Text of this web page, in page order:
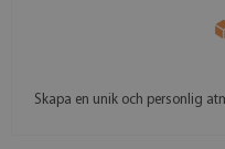
Skapa en unik och personlig